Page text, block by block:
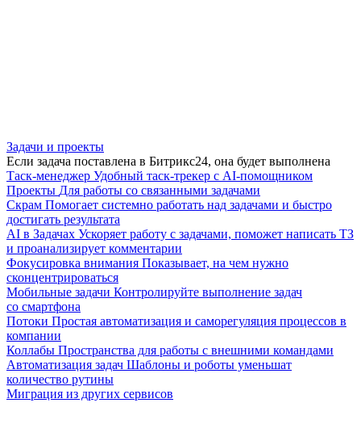
Задачи и проекты
Если задача поставлена в Битрикс24, она будет выполнена
Таск-менеджер Удобный таск-трекер с AI-помощником
Проекты Для работы со связанными задачами
Скрам Помогает системно работать над задачами и быстро
достигать результата
AI в Задачах Ускоряет работу с задачами, поможет написать ТЗ
и проанализирует комментарии
Фокусировка внимания Показывает, на чем нужно
сконцентрироваться
Мобильные задачи Контролируйте выполнение задач
со смартфона
Потоки Простая автоматизация и саморегуляция процессов в
компании
Коллабы Пространства для работы с внешними командами
Автоматизация задач Шаблоны и роботы уменьшат
количество рутины
Миграция из других сервисов